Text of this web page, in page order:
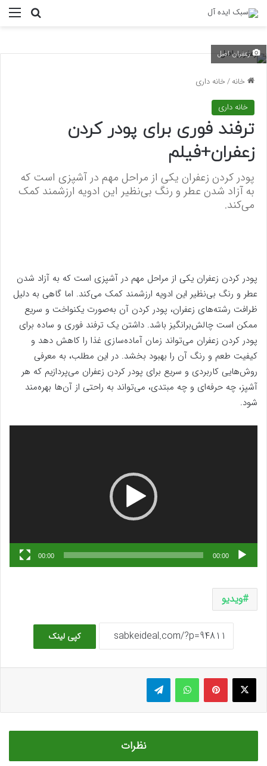
زعفران اصل
خانه/خانه داری
خانه داری
ترفند فوری برای پودر کردن
زعفران+فیلم
پودر کردن زعفران یکی از مراحل مهم در آشپزی است که
به آزاد شدن عطر و رنگ بی‌نظیر این ادویه ارزشمند کمک
می‌کند.
پودر کردن زعفران یکی از مراحل مهم در آشپزی است که به آزاد شدن
عطر و رنگ بی‌نظیر این ادویه ارزشمند کمک می‌کند. اما گاهی به دلیل
ظرافت رشته‌های زعفران، پودر کردن آن به‌صورت یکنواخت و سریع
ممکن است چالش‌برانگیز باشد. داشتن یک ترفند فوری و ساده برای
پودر کردن زعفران می‌تواند زمان آماده‌سازی غذا را کاهش دهد و
کیفیت طعم و رنگ آن را بهبود بخشد. در این مطلب، به معرفی
روش‌هایی کاربردی و سریع برای پودر کردن زعفران می‌پردازیم که هر
آشپز، چه حرفه‌ای و چه مبتدی، می‌تواند به راحتی از آن‌ها بهره‌مند
شود.
00:00
00:00
ویدیو
کپی لینک
ایکس پینتریستواتس آپ تلگرام
نظرات